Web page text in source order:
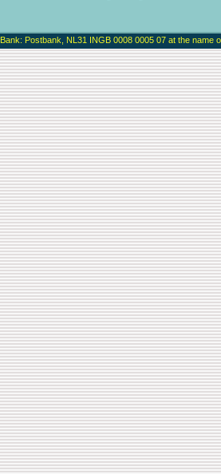
Bank: Postbank, NL31 INGB 0008 0005 07 at the name